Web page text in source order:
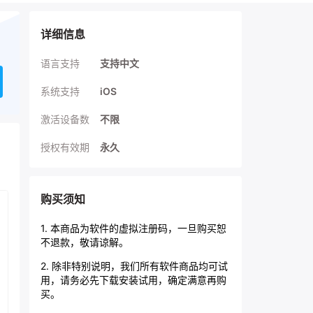
详细信息
语言支持 支持中文
系统支持 iOS
激活设备数 不限
授权有效期 永久
购买须知
1. 本商品为软件的虚拟注册码，一旦购买恕
不退款，敬请谅解。
2. 除非特别说明，我们所有软件商品均可试
用，请务必先下载安装试用，确定满意再购
买。